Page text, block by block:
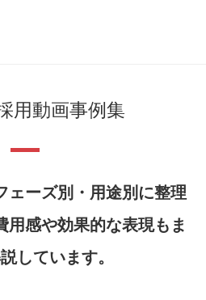
用動画事例集
ェーズ別・用途別に整理
用感や効果的な表現もま
しています。